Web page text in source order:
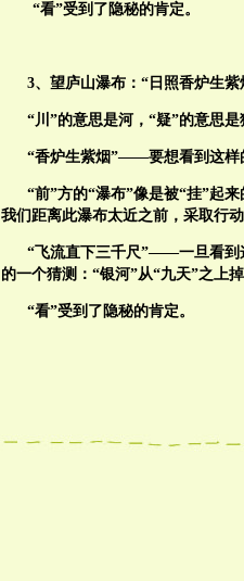
“看”受到了隐秘的肯定。
3、望庐山瀑布：“日照香炉生
“川”的意思是河，“疑”的意思是
“香炉生紫烟”——要想看到这样
“前”方的“瀑布”像是被“挂”起
我们距离此瀑布太近之前，采取行动
“飞流直下三千尺”——一旦看到
的一个猜测：“银河”从“九天”之上掉
“看”受到了隐秘的肯定。